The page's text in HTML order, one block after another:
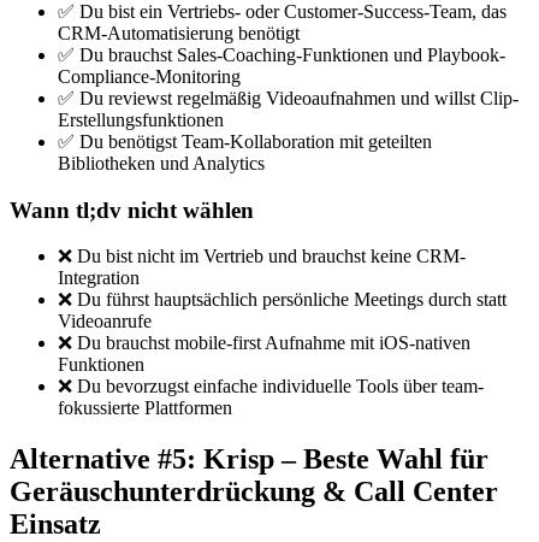
✅ Du bist ein Vertriebs- oder Customer-Success-Team, das
CRM-Automatisierung benötigt
✅ Du brauchst Sales-Coaching-Funktionen und Playbook-
Compliance-Monitoring
✅ Du reviewst regelmäßig Videoaufnahmen und willst Clip-
Erstellungsfunktionen
✅ Du benötigst Team-Kollaboration mit geteilten
Bibliotheken und Analytics
Wann tl;dv nicht wählen
❌ Du bist nicht im Vertrieb und brauchst keine CRM-
Integration
❌ Du führst hauptsächlich persönliche Meetings durch statt
Videoanrufe
❌ Du brauchst mobile-first Aufnahme mit iOS-nativen
Funktionen
❌ Du bevorzugst einfache individuelle Tools über team-
fokussierte Plattformen
Alternative #5: Krisp – Beste Wahl für
Geräuschunterdrückung & Call Center
Einsatz